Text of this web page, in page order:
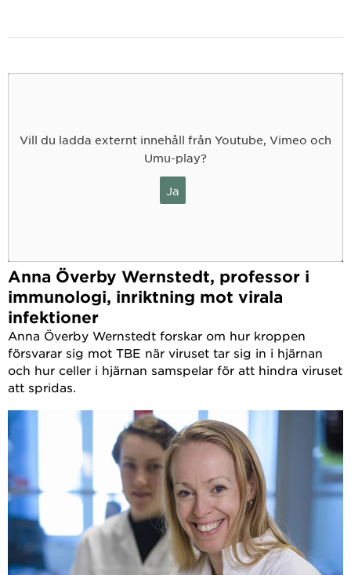
Vill du ladda externt innehåll från Youtube, Vimeo och
Umu-play?
Ja
Anna Överby Wernstedt, professor i
immunologi, inriktning mot virala
infektioner
Anna Överby Wernstedt forskar om hur kroppen
försvarar sig mot TBE när viruset tar sig in i hjärnan
och hur celler i hjärnan samspelar för att hindra viruset
att spridas.